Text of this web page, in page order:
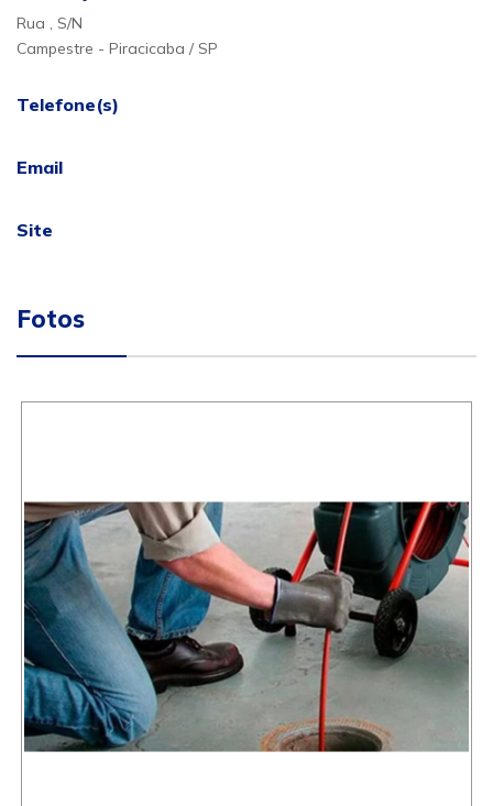
Rua , S/N
Campestre - Piracicaba / SP
Telefone(s)
Email
Site
Fotos